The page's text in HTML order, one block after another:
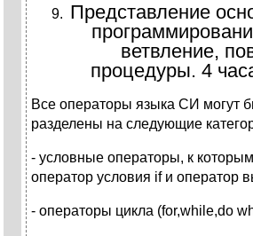
Представление
ветвление,
процедуры. 4
Все операторы языка СИ могут
разделены на следующие
- условные операторы, к
оператор условия if и оператор
- операторы цикла (for,while,do